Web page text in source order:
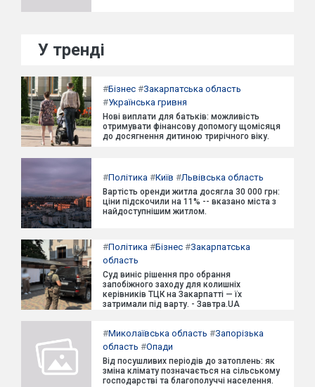
У тренді
#Бізнес #Закарпатська область
#Українська гривня
Нові виплати для батьків: можливість
отримувати фінансову допомогу щомісяця
до досягнення дитиною трирічного віку.
#Політика #Київ #Львівська область
Вартість оренди житла досягла 30 000 грн:
ціни підскочили на 11% -- вказано міста з
найдоступнішим житлом.
#Політика #Бізнес #Закарпатська
область
Суд виніс рішення про обрання
запобіжного заходу для колишніх
керівників ТЦК на Закарпатті — їх
затримали під варту. - Завтра.UA
#Миколаївська область #Запорізька
область #Опади
Від посушливих періодів до затоплень: як
зміна клімату позначається на сільському
господарстві та благополуччі населення.